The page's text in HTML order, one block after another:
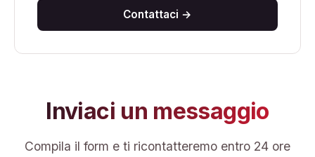
Contattaci →
Inviaci un messaggio
Compila il form e ti ricontatteremo entro 24 ore